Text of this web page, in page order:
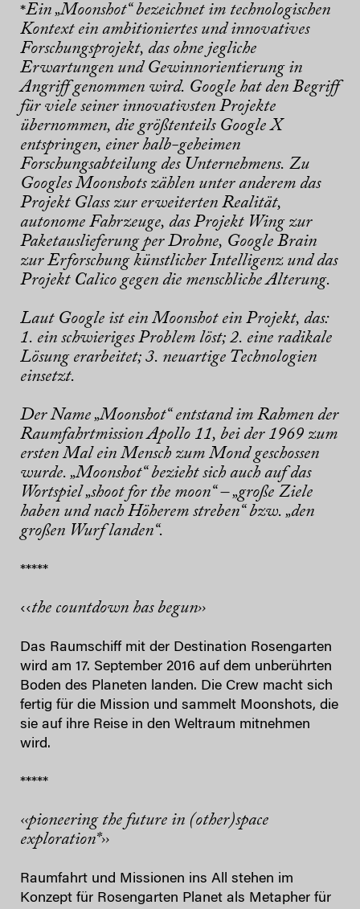
*Ein „Moonshot“ bezeichnet im technologischen
Kontext ein ambitioniertes und innovatives
Forschungsprojekt, das ohne jegliche
Erwartungen und Gewinnorientierung in
Angriff genommen wird. Google hat den Begriff
für viele seiner innovativsten Projekte
übernommen, die größtenteils Google X
entspringen, einer halb-geheimen
Forschungsabteilung des Unternehmens. Zu
Googles Moonshots zählen unter anderem das
Projekt Glass zur erweiterten Realität,
autonome Fahrzeuge, das Projekt Wing zur
Paketauslieferung per Drohne, Google Brain
zur Erforschung künstlicher Intelligenz und das
Projekt Calico gegen die menschliche Alterung.
Laut Google ist ein Moonshot ein Projekt, das:
1. ein schwieriges Problem löst; 2. eine radikale
Lösung erarbeitet; 3. neuartige Technologien
einsetzt.
Der Name „Moonshot“ entstand im Rahmen der
Raumfahrtmission Apollo 11, bei der 1969 zum
ersten Mal ein Mensch zum Mond geschossen
wurde. „Moonshot“ bezieht sich auch auf das
Wortspiel „shoot for the moon“ – „große Ziele
haben und nach Höherem streben“ bzw. „den
großen Wurf landen“.
*****
‹‹the countdown has begun››
Das Raumschiff mit der Destination Rosengarten
wird am 17. September 2016 auf dem unberührten
Boden des Planeten landen. Die Crew macht sich
fertig für die Mission und sammelt Moonshots, die
sie auf ihre Reise in den Weltraum mitnehmen
wird.
*****
‹‹pioneering the future in (other)space
exploration*››
Raumfahrt und Missionen ins All stehen im
Konzept für Rosengarten Planet als Metapher für